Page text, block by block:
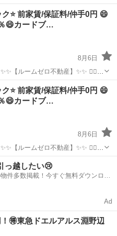
マンション 物件
⭐️ 前家賃/保証料/仲手0円 😄
😄カードブ…
8月6日
【ルームゼロ不動産】✨✨ 🙇‍♂️
価を頂いて...
マンション 物件
⭐️ 前家賃/保証料/仲手0円 😄
😄カードブ…
8月6日
【ルームゼロ不動産】✨✨ 🙇‍♂️
価を頂いて...
ション 物件
っ越したい😢
件多数掲載！今すぐ無料ダウンロー
Ad
🉐東急ドエルアルス淵野辺